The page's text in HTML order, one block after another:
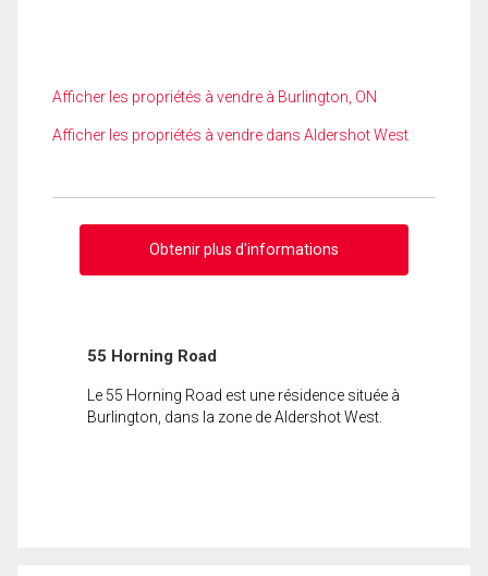
Afficher les propriétés à vendre à Burlington, ON
Afficher les propriétés à vendre dans Aldershot West
Obtenir plus d'informations
55 Horning Road
Le 55 Horning Road est une résidence située à
Burlington, dans la zone de Aldershot West.